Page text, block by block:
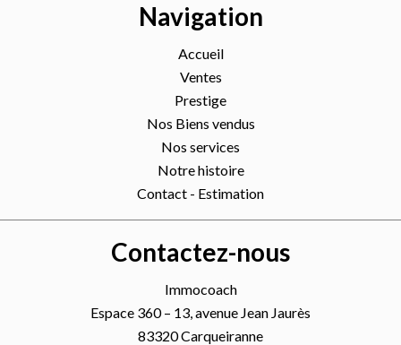
Navigation
Accueil
Ventes
Prestige
Nos Biens vendus
Nos services
Notre histoire
Contact - Estimation
Contactez-nous
Immocoach
Espace 360 – 13, avenue Jean Jaurès
83320Carqueiranne